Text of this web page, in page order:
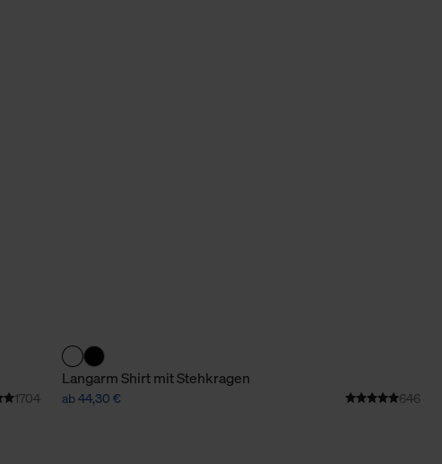
1704
Langarm Shirt mit Stehkragen
ab 44,30 € 646